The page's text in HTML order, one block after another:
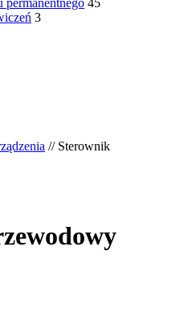
3
// Sterownik